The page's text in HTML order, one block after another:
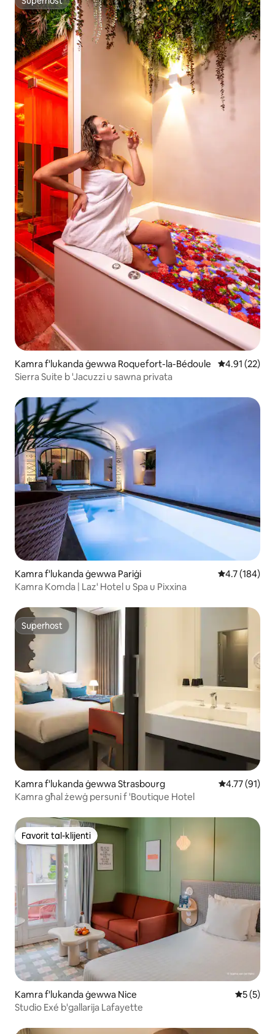
Superhost
Kamra f'lukanda ġewwa Roquefort-la-Bédoule Rating
4.91 (22)
Sierra Suite b 'Jacuzzi u sawna privata
Kamra f'lukanda ġewwa Pariġi Rating
4.7 (184)
Kamra Komda | Laz' Hotel u Spa u Pixxina
Superhost
Superhost
Kamra f'lukanda ġewwa Strasbourg Rating
4.77 (91)
Kamra għal żewġ persuni f 'Boutique Hotel
Favorit tal-klijenti
Favorit tal-klijenti
Kamra f'lukanda ġewwa Nice Rating
5 (5)
Studio Exé b'gallarija Lafayette